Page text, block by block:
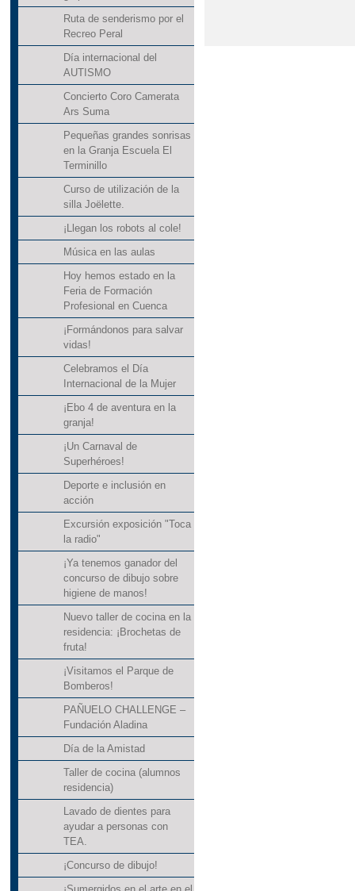
Ruta de senderismo por el
Recreo Peral
Día internacional del
AUTISMO
Concierto Coro Camerata
Ars Suma
Pequeñas grandes sonrisas
en la Granja Escuela El
Terminillo
Curso de utilización de la
silla Joëlette.
¡Llegan los robots al cole!
Música en las aulas
Hoy hemos estado en la
Feria de Formación
Profesional en Cuenca
¡Formándonos para salvar
vidas!
Celebramos el Día
Internacional de la Mujer
¡Ebo 4 de aventura en la
granja!
¡Un Carnaval de
Superhéroes!
Deporte e inclusión en
acción
Excursión exposición "Toca
la radio"
¡Ya tenemos ganador del
concurso de dibujo sobre
higiene de manos!
Nuevo taller de cocina en la
residencia: ¡Brochetas de
fruta!
¡Visitamos el Parque de
Bomberos!
PAÑUELO CHALLENGE –
Fundación Aladina
Día de la Amistad
Taller de cocina (alumnos
residencia)
Lavado de dientes para
ayudar a personas con
TEA.
¡Concurso de dibujo!